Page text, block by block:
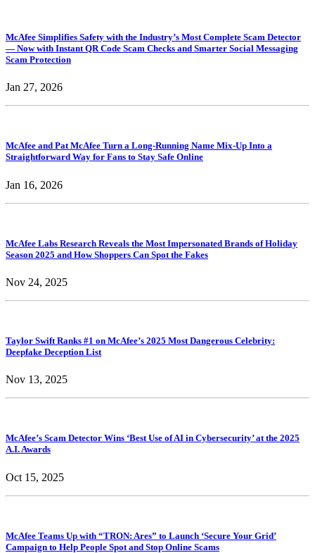
McAfee Simplifies Safety with the Industry’s Most Complete Scam Detector
— Now with Instant QR Code Scam Checks and Smarter Social Messaging
Scam Protection
Jan 27, 2026
McAfee and Pat McAfee Turn a Long-Running Name Mix-Up Into a
Straightforward Way for Fans to Stay Safe Online
Jan 16, 2026
McAfee Labs Research Reveals the Most Impersonated Brands of Holiday
Season 2025 and How Shoppers Can Spot the Fakes
Nov 24, 2025
Taylor Swift Ranks #1 on McAfee’s 2025 Most Dangerous Celebrity:
Deepfake Deception List
Nov 13, 2025
McAfee’s Scam Detector Wins ‘Best Use of AI in Cybersecurity’ at the 2025
A.I. Awards
Oct 15, 2025
McAfee Teams Up with “TRON: Ares” to Launch ‘Secure Your Grid’
Campaign to Help People Spot and Stop Online Scams